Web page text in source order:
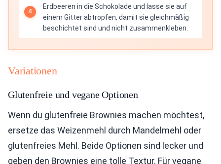
Erdbeeren in die Schokolade und lasse sie auf
einem Gitter abtropfen, damit sie gleichmäßig
beschichtet sind und nicht zusammenkleben.
Variationen
Glutenfreie und vegane Optionen
Wenn du glutenfreie Brownies machen möchtest,
ersetze das Weizenmehl durch Mandelmehl oder
glutenfreies Mehl. Beide Optionen sind lecker und
geben den Brownies eine tolle Textur. Für vegane